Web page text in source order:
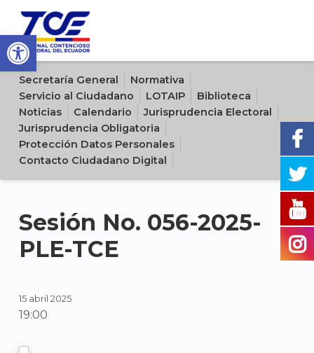
Open toolbar
Sitio oficial del Tribunal Contencioso Electoral del Ecuador
Secretaría General
Normativa
Servicio al Ciudadano
LOTAIP
Biblioteca
Noticias
Calendario
Jurisprudencia Electoral
Jurisprudencia Obligatoria
Protección Datos Personales
Contacto Ciudadano Digital
Sesión No. 056-2025-
PLE-TCE
15 abril 2025
19:00